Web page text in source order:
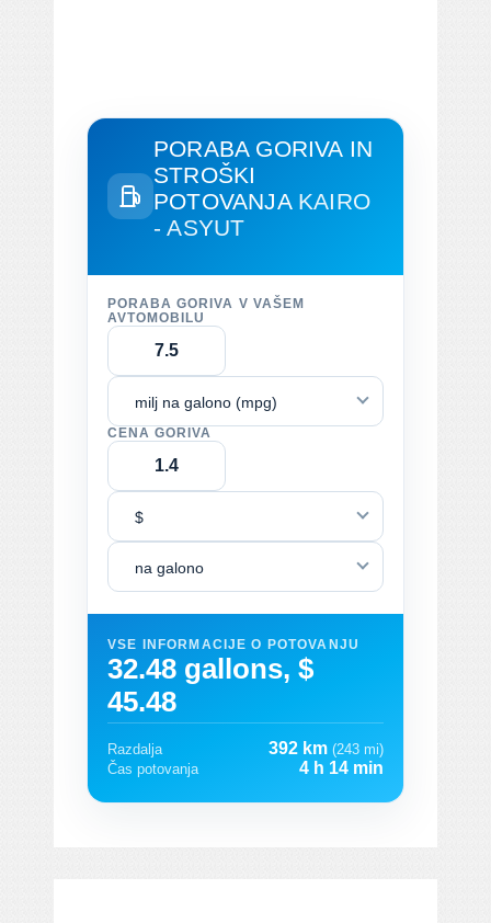
PORABA GORIVA IN
STROŠKI
POTOVANJA KAIRO
- ASYUT
PORABA GORIVA V VAŠEM
AVTOMOBILU
milj na galono (mpg)
CENA GORIVA
$
na galono
VSE INFORMACIJE O POTOVANJU
32.48 gallons, $
45.48
Razdalja 392 km (243 mi)
Čas potovanja
4 h 14 min